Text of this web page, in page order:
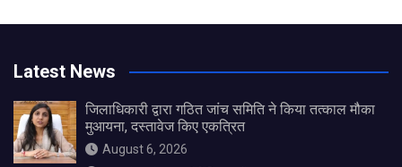
Latest News
जिलाधिकारी द्वारा गठित जांच समिति ने किया तत्काल मौका
मुआयना, दस्तावेज किए एकत्रित
August 6, 2026